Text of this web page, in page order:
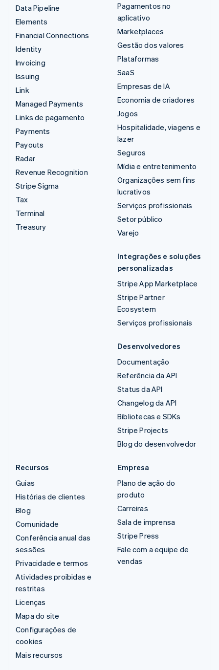
Data Pipeline
Elements
Financial Connections
Identity
Invoicing
Issuing
Link
Managed Payments
Links de pagamento
Payments
Payouts
Radar
Revenue Recognition
Stripe Sigma
Tax
Terminal
Treasury
Pagamentos no
aplicativo
Marketplaces
Gestão dos valores
Plataformas
SaaS
Empresas de IA
Economia de criadores
Jogos
Hospitalidade, viagens e
lazer
Seguros
Mídia e entretenimento
Organizações sem fins
lucrativos
Serviços profissionais
Setor público
Varejo
Integrações e soluções
personalizadas
Stripe App Marketplace
Stripe Partner
Ecosystem
Serviços profissionais
Desenvolvedores
Documentação
Referência da API
Status da API
Changelog da API
Bibliotecas e SDKs
Stripe Projects
Blog do desenvolvedor
Recursos
Guias
Histórias de clientes
Blog
Comunidade
Conferência anual das
sessões
Privacidade e termos
Atividades proibidas e
restritas
Licenças
Mapa do site
Configurações de
cookies
Mais recursos
Empresa
Plano de ação do
produto
Carreiras
Sala de imprensa
Stripe Press
Fale com a equipe de
vendas